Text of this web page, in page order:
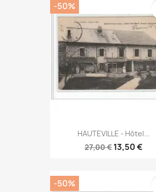
HAUTEVILLE - Hôtel...
27,00 € 13,50 €
-50%
-50%